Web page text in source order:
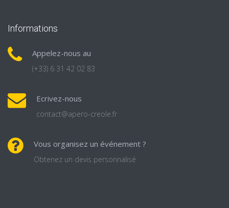
Informations
Appelez-nous au
(+33) 6 31 42 02 83
Ecrivez-nous
contact@apero-creole.fr
Vous organisez un événement ?
Obtenez un devis personnalisé